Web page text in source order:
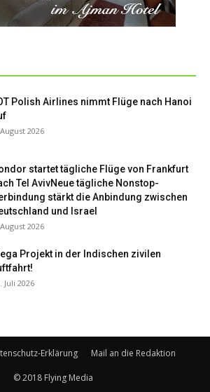
Polish Airlines nimmt Flüge nach Hanoi
2026
startet tägliche Flüge von Frankfurt
Tel AvivNeue tägliche Nonstop-
stärkt die Anbindung zwischen
und Israel
2026
Projekt in der Indischen zivilen
Juli 2026
Erklärung Mail an die Redaktion
© 2018 Flying Media